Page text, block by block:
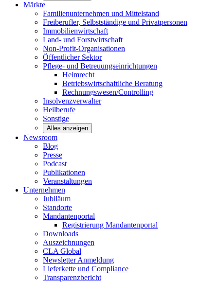
Märkte
Familienunternehmen und Mittelstand
Freiberufler, Selbstständige und Privatpersonen
Immobilienwirtschaft
Land- und Forstwirtschaft
Non-Profit-Organisationen
Öffentlicher Sektor
Pflege- und Betreuungseinrichtungen
Heimrecht
Betriebswirtschaftliche Beratung
Rechnungswesen/Controlling
Insolvenzverwalter
Heilberufe
Sonstige
Alles anzeigen
Newsroom
Blog
Presse
Podcast
Publikationen
Veranstaltungen
Unternehmen
Jubiläum
Standorte
Mandantenportal
Registrierung Mandantenportal
Downloads
Auszeichnungen
CLA Global
NewsletterAnmeldung
Lieferkette und Compliance
Transparenzbericht